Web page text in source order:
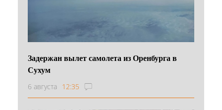
Задержан вылет самолета из Оренбурга в
Сухум
6 августа 12:35